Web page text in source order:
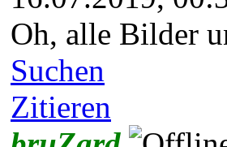
Oh, alle Bilder
Suchen
Zitieren